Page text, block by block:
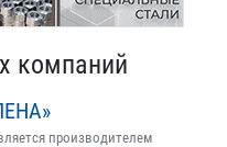
компаний
производителем